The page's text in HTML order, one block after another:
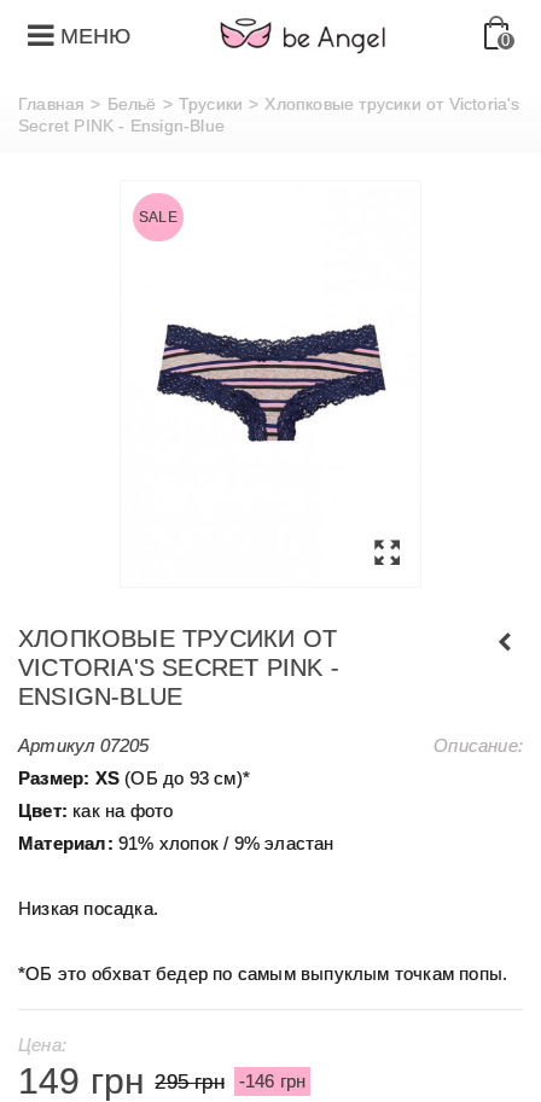
МЕНЮ 0
Главная > Бельё > Трусики > Хлопковые трусики от Victoria's
Secret PINK - Ensign-Blue
SALE
ХЛОПКОВЫЕ ТРУСИКИ ОТ
VICTORIA'S SECRET PINK -
ENSIGN-BLUE
Артикул 07205
Описание:
Размер: XS(ОБ до 93 см)*
Цвет: как на фото
Материал: 91% хлопок / 9% эластан
Низкая посадка.
*ОБ это обхват бедер по самым выпуклым точкам попы.
Цена:
149 грн 295 грн -146 грн